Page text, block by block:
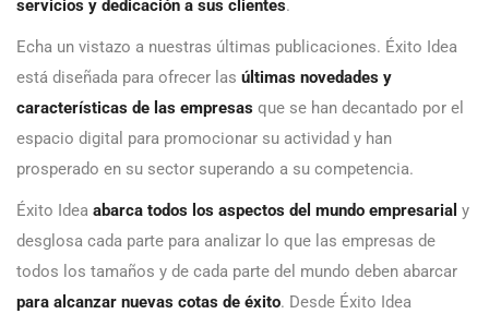
servicios y dedicación a sus clientes.
Echa un vistazo a nuestras últimas publicaciones. Éxito Idea
está diseñada para ofrecer las últimas novedades y
características de las empresas que se han decantado por el
espacio digital para promocionar su actividad y han
prosperado en su sector superando a su competencia.
Éxito Idea abarca todos los aspectos del mundo empresarial y
desglosa cada parte para analizar lo que las empresas de
todos los tamaños y de cada parte del mundo deben abarcar
para alcanzar nuevas cotas de éxito. Desde Éxito Idea